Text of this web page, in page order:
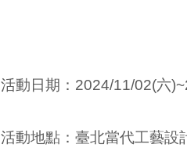
活動日期： 2024/11/02(六
活動地點 ： 臺北當代工藝設